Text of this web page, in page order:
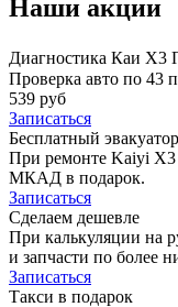
Наши акции
Диагностика Каи Х3
Проверка авто по 43
539 руб
Записаться
Бесплатный эвакуатор
При ремонте Kaiyi X3
МКАД в подарок.
Записаться
Сделаем дешевле
При калькуляции на
и запчасти по более
Записаться
Такси в подарок